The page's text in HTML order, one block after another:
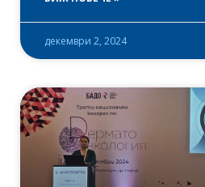
декември 2, 2024